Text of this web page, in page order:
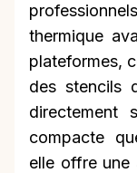
thermique
plateformes,
des stencils
directement
compacte
elle offre une